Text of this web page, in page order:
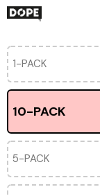
1-PACK
10-PACK
5-PACK